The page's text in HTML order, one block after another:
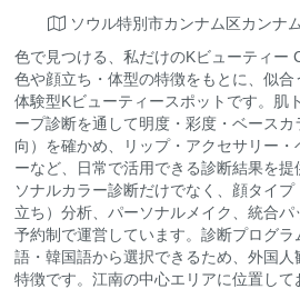
ソウル特別市カンナム区カンナ
色で見つける、私だけのKビューティー
色や顔立ち・体型の特徴をもとに、似
体験型Kビューティースポットです。肌
ープ診断を通して明度・彩度・ベース
向）を確かめ、リップ・アクセサリー
ーなど、日常で活用できる診断結果を
ソナルカラー診断だけでなく、顔タイ
立ち）分析、パーソナルメイク、統合
予約制で運営しています。診断プログラ
語・韓国語から選択できるため、外国
特徴です。江南の中心エリアに位置し